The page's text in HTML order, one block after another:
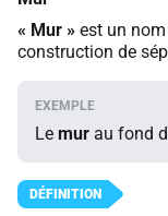
« Mur » est un
construction de
Le mur au fond